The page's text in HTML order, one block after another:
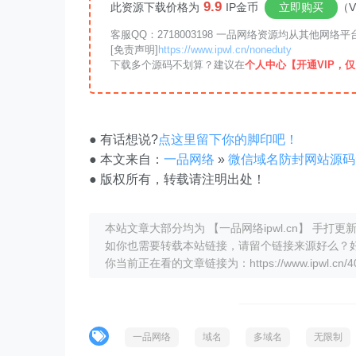
此资源下载价格为 9.9 IP金币 立即购买 （
客服QQ：2718003198 一品网络资源均从其他网络
[免责声明]https://www.ipwl.cn/noneduty
下载多个源码不划算？建议在个人中心【开通VIP，
● 有话想说?点这里留下你的脚印吧！
● 本文来自： 一品网络 » 微信域名防封网站源
● 版权所有，转载请注明出处！
本站文章大部分均为 【一品网络ipwl.cn】 手打更
如你也需要转载本站链接，请留个链接来源好么？
你当前正在看的文章链接为：https://www.ipwl.cn/
一品网络 域名 多域名 无限制